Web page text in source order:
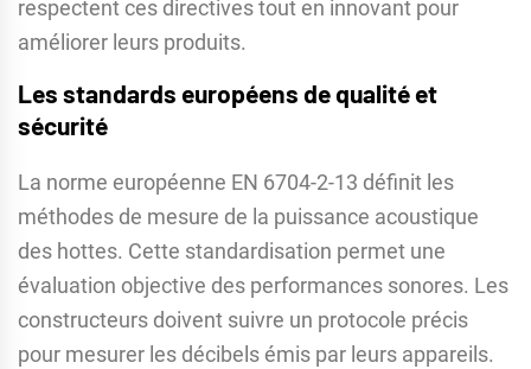
respectent ces directives tout en innovant pour
améliorer leurs produits.
Les standards européens de qualité et
sécurité
La norme européenne EN 6704-2-13 définit les
méthodes de mesure de la puissance acoustique
des hottes. Cette standardisation permet une
évaluation objective des performances sonores. Les
constructeurs doivent suivre un protocole précis
pour mesurer les décibels émis par leurs appareils.